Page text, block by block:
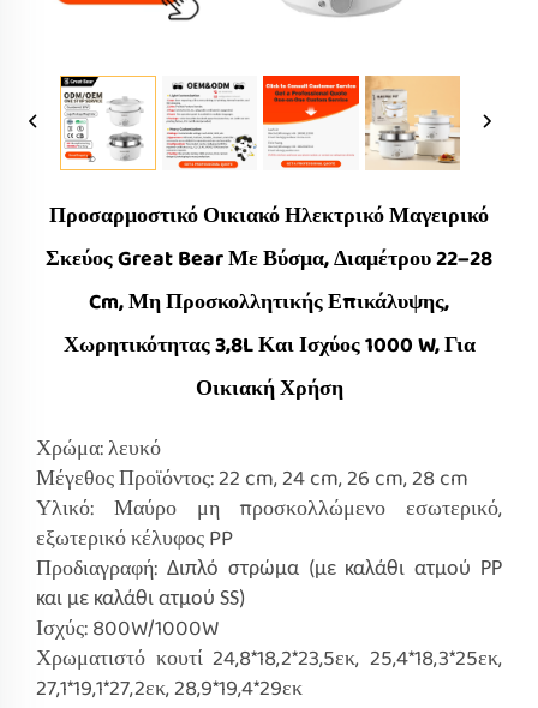
Προσαρμοστικό Οικιακό Ηλεκτρικό Μαγειρικό
Σκεύος Great Bear Με Βύσμα, Διαμέτρου 22–28
Cm, Μη Προσκολλητικής Επικάλυψης,
Χωρητικότητας 3,8L Και Ισχύος 1000 W, Για
Οικιακή Χρήση
Χρώμα: λευκό
Μέγεθος Προϊόντος: 22 cm, 24 cm, 26 cm, 28 cm
Υλικό: Μαύρο μη προσκολλώμενο εσωτερικό,
εξωτερικό κέλυφος PP
Προδιαγραφή: Διπλό στρώμα (με καλάθι ατμού PP
και με καλάθι ατμού SS)
Ισχύς: 800W/1000W
Χρωματιστό κουτί 24,8*18,2*23,5εκ, 25,4*18,3*25εκ,
27,1*19,1*27,2εκ, 28,9*19,4*29εκ